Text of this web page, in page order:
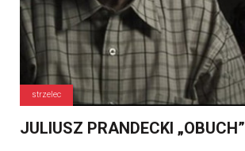
strzelec
JULIUSZ PRANDECKI „OBUCH”